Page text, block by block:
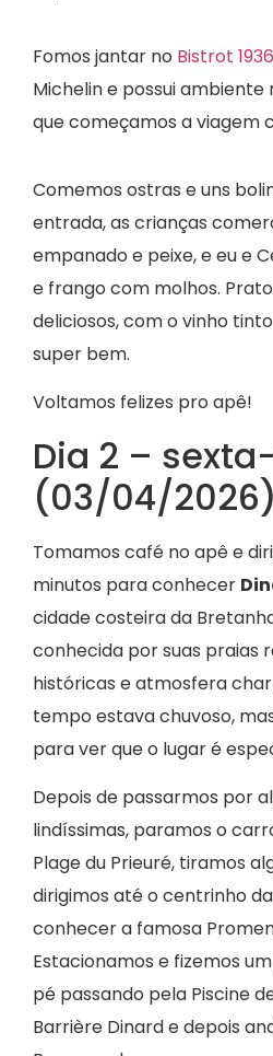
Fomos jantar no Bistrot 1936
Michelin e possui ambiente
que começamos a viagem
Comemos ostras e uns
entrada, as crianças
empanado e peixe, e eu e
e frango com molhos.
deliciosos, com o vinho
super bem.
Voltamos felizes pro apê!
Dia 2 –
(03/04/2026)
Tomamos café no apê e
minutos para conhecer
cidade costeira da
conhecida por suas praias
históricas e atmosfera
tempo estava chuvoso,
para ver que o lugar é
Depois de passarmos por
lindíssimas, paramos o
Plage du Prieuré, tiramos
dirigimos até o centrinho
conhecer a famosa
Estacionamos e fizemos
pé passando pela Piscine
Barrière Dinard e depois